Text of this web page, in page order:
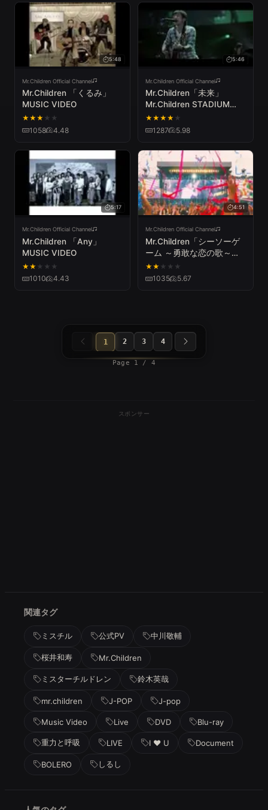
5:48
Mr.Children Official Channel
Mr.Children 「くるみ」
MUSIC VIDEO
★★★ ★ ★
1058 4.48
5:46
Mr.Children Official Channel
Mr.Children「未来」
Mr.Children STADIUM
TOUR 2011 SENSE -in the
field-
★★★★ ★
1287 5.98
5:17
Mr.Children Official Channel
Mr.Children 「Any」
MUSIC VIDEO
★★ ★ ★ ★
1010 4.43
4:51
Mr.Children Official Channel
Mr.Children「シーソーゲ
ーム ～勇敢な恋の歌～」
from TOUR 2017
Thanksgiving 25
★★ ★ ★ ★
1035 5.67
1 2 3 4
Page 1 / 4
スポンサー
関連タグ
ミスチル 公式PV 中川敬輔
桜井和寿 Mr.Children
ミスターチルドレン 鈴木英哉
mr.children J-POP J-pop
Music Video Live DVD Blu-ray
重力と呼吸 LIVE I ♥ U Document
BOLERO しるし